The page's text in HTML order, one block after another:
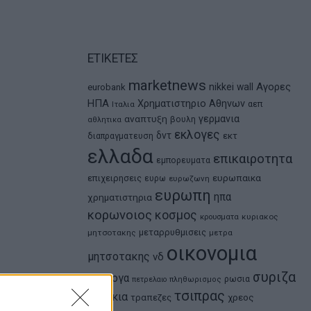
ΕΤΙΚΕΤΕΣ
eurobank marketnews nikkei wall
Αγορες
ΗΠΑ Ιταλια Χρηματιστηριο Αθηνων αεπ
αθλητικα αναπτυξη βουλη γερμανια
διαπραγματευση δντ εκλογες εκτ
ελλαδα εμπορευματα επικαιροτητα
επιχειρησεις ευρω ευρωζωνη ευρωπαικα
χρηματιστηρια ευρωπη ηπα
κορωνοιος κοσμος κρουσματα κυριακος
μητσοτακης μεταρρυθμισεις μετρα
μητσοτακης νδ οικονομια
ομολογα πετρελαιο πληθωρισμος ρωσια συριζα
τουρκια τραπεζες τσιπρας χρεος